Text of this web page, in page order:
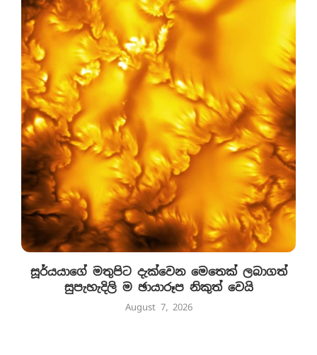
සූර්යයාගේ මතුපිට දැක්වෙන මෙතෙක් ලබාගත්
සුපැහැදිලි ම ඡායාරූප නිකුත් වෙයි
August 7, 2026